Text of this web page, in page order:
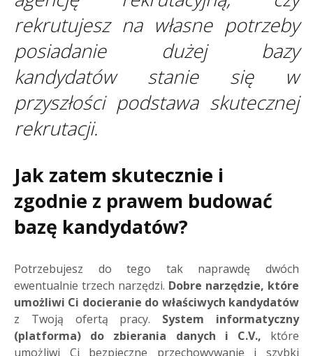
rekrutujesz na własne potrzeby
posiadanie dużej bazy
kandydatów stanie się w
przyszłości podstawa skutecznej
rekrutacji.
Jak zatem skutecznie i
zgodnie z prawem budować
bazę kandydatów?
Potrzebujesz do tego tak naprawdę dwóch
ewentualnie trzech narzędzi. Dobre narzędzie, które
umożliwi Ci docieranie do właściwych kandydatów
z Twoją ofertą pracy. System informatyczny
(platforma) do zbierania danych i C.V., które
umożliwi Ci bezpieczne przechowywanie i szybki